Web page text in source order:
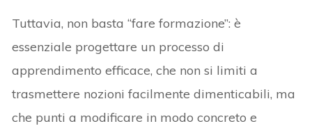
Tuttavia, non basta “fare formazione”: è
essenziale progettare un processo di
apprendimento efficace, che non si limiti a
trasmettere nozioni facilmente dimenticabili, ma
che punti a modificare in modo concreto e